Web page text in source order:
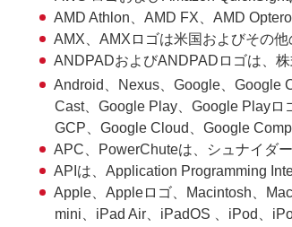
AMD Athlon、AMD FX、AMD
AMX、AMXロゴは米国およびその
ANDPADおよびANDPADロゴは、
Android、Nexus、Google、Google
Cast、Google Play、Google Playロ
GCP、Google Cloud、Google
APC、PowerChuteは、シュナイダ
APIは、Application Programming
Apple、Appleロゴ、Macintosh、
mini、iPad Air、iPadOS 、iPod、